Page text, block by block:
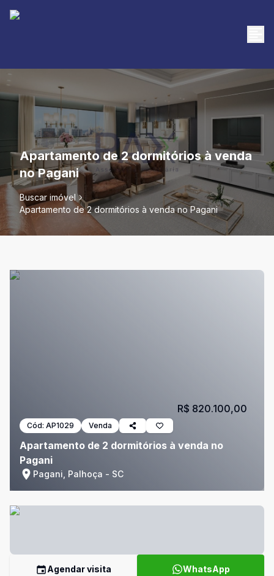
Apartamento de 2 dormitórios à venda
no Pagani
Buscar imóvel
Apartamento de 2 dormitórios à venda no Pagani
Cód: AP1029 Venda
Apartamento de 2 dormitórios à venda no
Pagani
Pagani, Palhoça - SC
R$ 820.100,00
Agendar visita WhatsApp